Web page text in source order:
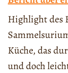
Highlight des
Küche, das
und doch